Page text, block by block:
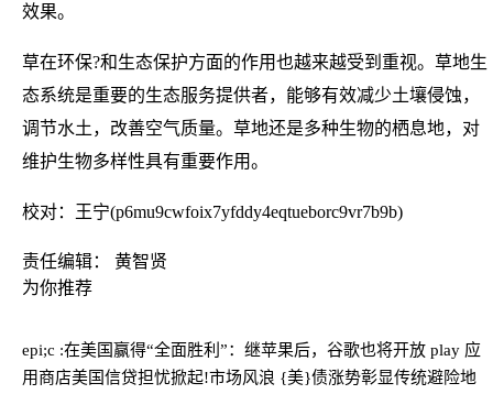
效果。
草在环保?和生态保护方面的作用也越来越受到重视。草地生
态系统是重要的生态服务提供者，能够有效减少土壤侵蚀，
调节水土，改善空气质量。草地还是多种生物的栖息地，对
维护生物多样性具有重要作用。
校对：王宁(p6mu9cwfoix7yfddy4eqtueborc9vr7b9b)
责任编辑： 黄智贤
为你推荐
epi;c :在美国赢得“全面胜利”：继苹果后，谷歌也将开放 play 应
用商店美国信贷担忧掀起!市场风浪 {美}债涨势彰显传统避险地